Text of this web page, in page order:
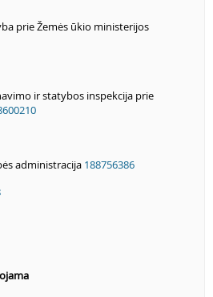
prie Žemės ūkio ministerijos
ir statybos inspekcija prie
administracija 188756386